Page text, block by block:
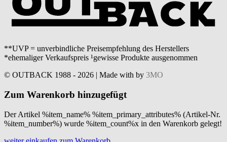
**UVP = unverbindliche Preisempfehlung des Herstellers
*ehemaliger Verkaufspreis ¹gewisse Produkte ausgenommen
© OUTBACK 1988 - 2026 | Made with by 3MO
Zum Warenkorb hinzugefügt
Der Artikel %item_name% %item_primary_attributes% (Artikel-Nr.
%item_number%) wurde %item_count%x in den Warenkorb gelegt!